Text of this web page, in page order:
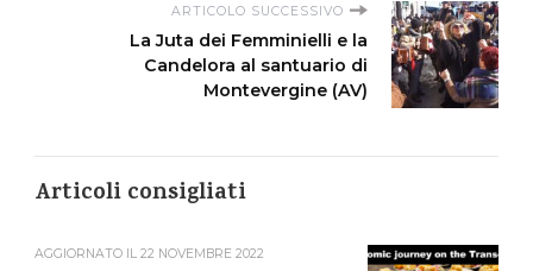
ARTICOLO SUCCESSIVO
La Juta dei Femminielli e la
Candelora al santuario di
Montevergine (AV)
Articoli consigliati
AGGIORNATO IL 22 NOVEMBRE 2022